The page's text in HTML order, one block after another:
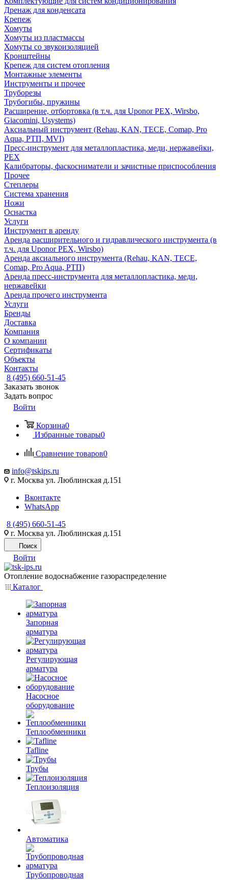
Дренаж для конденсата
Крепеж
Хомуты
Хомуты из пластмассы
Хомуты со звукоизоляцией
Кронштейны
Крепеж для систем отопления
Монтажные элементы
Инструменты и прочее
Труборезы
Трубогибы, пружины
Расширение, отбортовка (в т.ч. для Uponor PEX, Wirsbo,
Giacomini, Usystems)
Аксиальный инструмент (Rehau, KAN, TECE, Comap, Pro
Aqua, РТП, MVI)
Пресс-инструмент для металлопластика, меди, нержавейки,
PEX
Калибраторы, фаскосниматели и зачистные приспособления
Прочее
Степлеры
Система хранения
Ножи
Оснастка
Услуги
Инструмент в аренду
Аренда расширительного и гидравлического инструмента (в
т.ч. для Uponor PEX, Wirsbo)
Аренда аксиального инструмента (Rehau, KAN, TECE,
Comap, Pro Aqua, РТП)
Аренда пресс-инструмента для металлопластика, меди,
нержавейки
Аренда прочего инструмента
Услуги
Бренды
Доставка
Компания
О компании
Сертификаты
Объекты
Контакты
8 (495) 660-51-45
Заказать звонок
Задать вопрос
Войти
Корзина0
Избранные товары0
Сравнение товаров0
info@tskips.ru
г. Москва ул. Люблинская д.151
Вконтакте
WhatsApp
8 (495) 660-51-45
г. Москва ул. Люблинская д.151
Поиск
Войти
Отопление водоснабжение газораспределение
Каталог
Запорная
арматура
Регулирующая
арматура
Насосное
оборудование
Теплообменники
Tafline
Трубы
Теплоизоляция
Автоматика
Трубопроводная